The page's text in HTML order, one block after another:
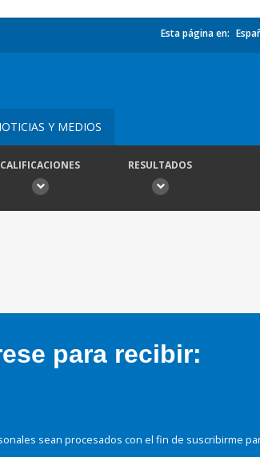
Esta página en:
Y MEDIOS
CALIFICACIONES RESULTADOS
para recibir:
sean procesados con el fin de suscribirme